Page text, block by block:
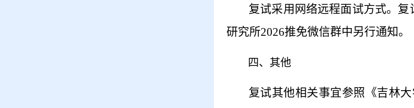
复试采用网络远程面试方式。 复
研究所2026推免微信群中另行通知。
四、 其他
复试其他相关事宜参照《吉林